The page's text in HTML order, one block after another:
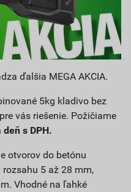
ďalšia MEGA AKCIA.
5kg kladivo bez
vás riešenie. Požičiame
s DPH.
otvorov do betónu
5 až 28 mm,
Vhodné na ľahké